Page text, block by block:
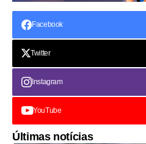
Facebook
Twitter
Instagram
YouTube
Últimas notícias